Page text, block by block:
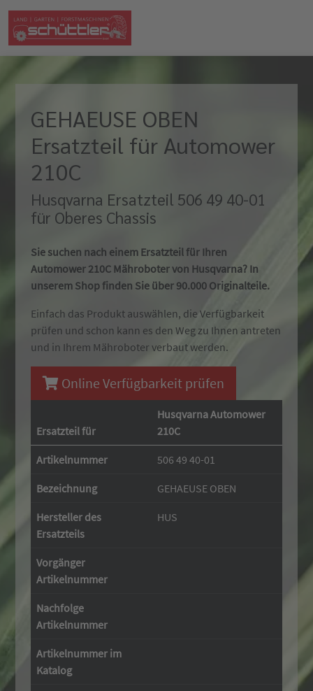
GEHAEUSE OBEN
Ersatzteil für Automower
210C
Husqvarna Ersatzteil 506 49 40-01
für Oberes Chassis
Sie suchen nach einem Ersatzteil für Ihren
Automower 210C Mähroboter von Husqvarna? In
unserem Shop finden Sie über 90.000 Originalteile.
Einfach das Produkt auswählen, die Verfügbarkeit
prüfen und schon kann es den Weg zu Ihnen antreten
und in Ihrem Mähroboter verbaut werden.
Online Verfügbarkeit prüfen
Ersatzteil für
Husqvarna Automower
210C
Artikelnummer 506 49 40-01
Bezeichnung GEHAEUSE OBEN
Hersteller des
Ersatzteils
HUS
Vorgänger
Artikelnummer
Nachfolge
Artikelnummer
Artikelnummer im
Katalog